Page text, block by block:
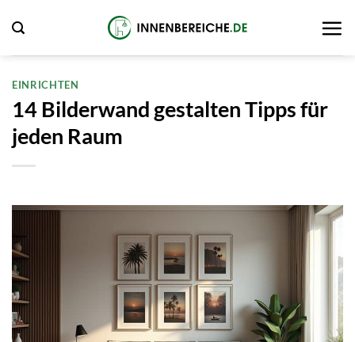
Inhalt
springen
EINRICHTEN
14 Bilderwand gestalten Tipps für
jeden Raum